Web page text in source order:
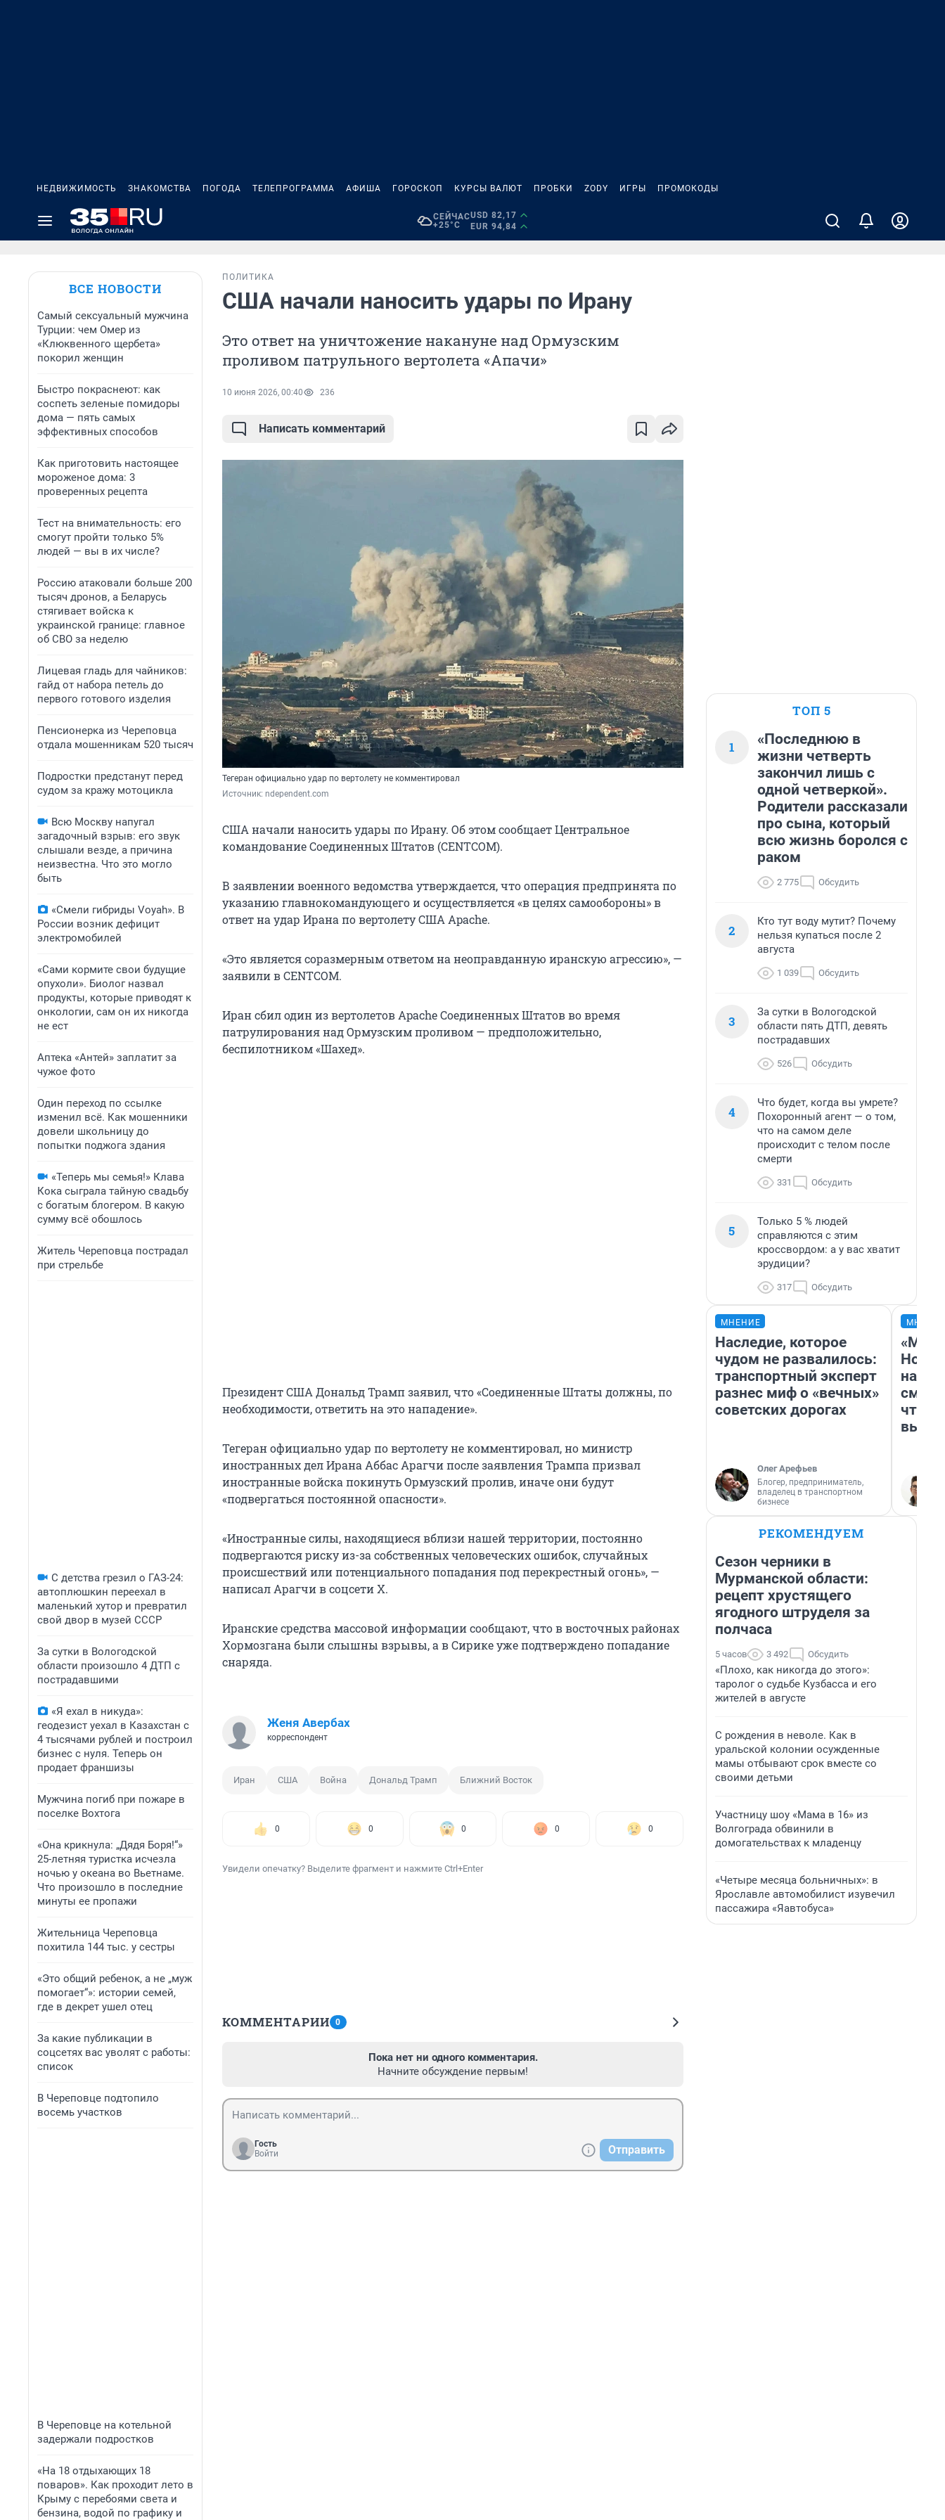
НЕДВИЖИМОСТЬ ЗНАКОМСТВА ПОГОДА ТЕЛЕПРОГРАММА АФИША ГОРОСКОП КУРСЫ ВАЛЮТ ПРОБКИ ZODY ИГРЫ ПРОМОКОДЫ
СЕЙЧАС
+25°C
USD 82,17
EUR 94,84
ВСЕ НОВОСТИ
Самый сексуальный мужчина
Турции: чем Омер из
«Клюквенного щербета»
покорил женщин
Быстро покраснеют: как
соспеть зеленые помидоры
дома — пять самых
эффективных способов
Как приготовить настоящее
мороженое дома: 3
проверенных рецепта
Тест на внимательность: его
смогут пройти только 5%
людей — вы в их числе?
Россию атаковали больше 200
тысяч дронов, а Беларусь
стягивает войска к
украинской границе: главное
об СВО за неделю
Лицевая гладь для чайников:
гайд от набора петель до
первого готового изделия
Пенсионерка из Череповца
отдала мошенникам 520 тысяч
Подростки предстанут перед
судом за кражу мотоцикла
Всю Москву напугал
загадочный взрыв: его звук
слышали везде, а причина
неизвестна. Что это могло
быть
«Смели гибриды Voyah». В
России возник дефицит
электромобилей
«Сами кормите свои будущие
опухоли». Биолог назвал
продукты, которые приводят к
онкологии, сам он их никогда
не ест
Аптека «Антей» заплатит за
чужое фото
Один переход по ссылке
изменил всё. Как мошенники
довели школьницу до
попытки поджога здания
«Теперь мы семья!» Клава
Кока сыграла тайную свадьбу
с богатым блогером. В какую
сумму всё обошлось
Житель Череповца пострадал
при стрельбе
С детства грезил о ГАЗ-24:
автоплюшкин переехал в
маленький хутор и превратил
свой двор в музей СССР
За сутки в Вологодской
области произошло 4 ДТП с
пострадавшими
«Я ехал в никуда»:
геодезист уехал в Казахстан с
4 тысячами рублей и построил
бизнес с нуля. Теперь он
продает франшизы
Мужчина погиб при пожаре в
поселке Вохтога
«Она крикнула: „Дядя Боря!“»
25-летняя туристка исчезла
ночью у океана во Вьетнаме.
Что произошло в последние
минуты ее пропажи
Жительница Череповца
похитила 144 тыс. у сестры
«Это общий ребенок, а не „муж
помогает“»: истории семей,
где в декрет ушел отец
За какие публикации в
соцсетях вас уволят с работы:
список
В Череповце подтопило
восемь участков
В Череповце на котельной
задержали подростков
«На 18 отдыхающих 18
поваров». Как проходит лето в
Крыму с перебоями света и
бензина, водой по графику и
ПОЛИТИКА
США начали наносить удары по Ирану
Это ответ на уничтожение накануне над Ормузским
проливом патрульного вертолета «Апачи»
10 июня 2026, 00:40 236
Написать комментарий
Тегеран официально удар по вертолету не комментировал
Источник: ndependent.com
США начали наносить удары по Ирану. Об этом сообщает Центральное
командование Соединенных Штатов (CENTCOM).
В заявлении военного ведомства утверждается, что операция предпринята по
указанию главнокомандующего и осуществляется «в целях самообороны» в
ответ на удар Ирана по вертолету США Apache.
«Это является соразмерным ответом на неоправданную иранскую агрессию», —
заявили в CENTCOM.
Иран сбил один из вертолетов Apache Соединенных Штатов во время
патрулирования над Ормузским проливом — предположительно,
беспилотником «Шахед».
Президент США Дональд Трамп заявил, что «Соединенные Штаты должны, по
необходимости, ответить на это нападение».
Тегеран официально удар по вертолету не комментировал, но министр
иностранных дел Ирана Аббас Арагчи после заявления Трампа призвал
иностранные войска покинуть Ормузский пролив, иначе они будут
«подвергаться постоянной опасности».
«Иностранные силы, находящиеся вблизи нашей территории, постоянно
подвергаются риску из-за собственных человеческих ошибок, случайных
происшествий или потенциального попадания под перекрестный огонь», —
написал Арагчи в соцсети X.
Иранские средства массовой информации сообщают, что в восточных районах
Хормозгана были слышны взрывы, а в Сирике уже подтверждено попадание
снаряда.
Женя Авербах
корреспондент
Иран США Война Дональд Трамп Ближний Восток
0 0 0 0 0
Увидели опечатку? Выделите фрагмент и нажмите Ctrl+Enter
КОММЕНТАРИИ 0
Пока нет ни одного комментария.
Начните обсуждение первым!
Гость
Войти
Отправить
ТОП 5
1
«Последнюю в
жизни четверть
закончил лишь с
одной четверкой».
Родители рассказали
про сына, который
всю жизнь боролся с
раком
2 775 Обсудить
2
Кто тут воду мутит? Почему
нельзя купаться после 2
августа
1 039 Обсудить
3
За сутки в Вологодской
области пять ДТП, девять
пострадавших
526 Обсудить
4
Что будет, когда вы умрете?
Похоронный агент — о том,
что на самом деле
происходит с телом после
смерти
331 Обсудить
5
Только 5 % людей
справляются с этим
кроссвордом: а у вас хватит
эрудиции?
317 Обсудить
МНЕНИЕ
Наследие, которое
чудом не развалилось:
транспортный эксперт
разнес миф о «вечных»
советских дорогах
Олег Арефьев
Блогер, предприниматель,
владелец в транспортном
бизнесе
«Мы
РЕКОМЕНДУЕМ
Сезон черники в
Мурманской области:
рецепт хрустящего
ягодного штруделя за
полчаса
5 часов 3 492 Обсудить
«Плохо, как никогда до этого»:
таролог о судьбе Кузбасса и его
жителей в августе
С рождения в неволе. Как в
уральской колонии осужденные
мамы отбывают срок вместе со
своими детьми
Участницу шоу «Мама в 16» из
Волгограда обвинили в
домогательствах к младенцу
«Четыре месяца больничных»: в
Ярославле автомобилист изувечил
пассажира «Яавтобуса»